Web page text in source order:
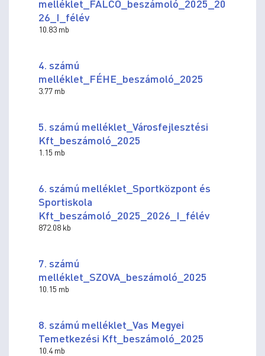
melléklet_FALCO_beszámoló_2025_20
26_I_félév
10.83 mb
4. számú
melléklet_FÉHE_beszámoló_2025
3.77 mb
5. számú melléklet_Városfejlesztési
Kft_beszámoló_2025
1.15 mb
6. számú melléklet_Sportközpont és
Sportiskola
Kft_beszámoló_2025_2026_I_félév
872.08 kb
7. számú
melléklet_SZOVA_beszámoló_2025
10.15 mb
8. számú melléklet_Vas Megyei
Temetkezési Kft_beszámoló_2025
10.4 mb